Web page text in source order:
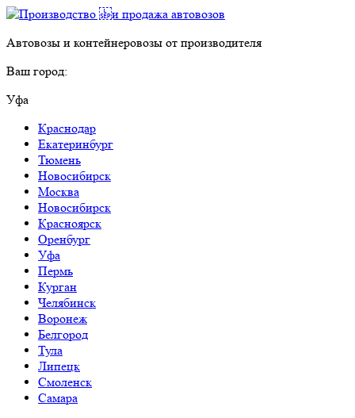
Автовозы и контейнеровозы от производителя
Ваш город:
Уфа
Краснодар
Екатеринбург
Тюмень
Новосибирск
Москва
Новосибирск
Красноярск
Оренбург
Уфа
Пермь
Курган
Челябинск
Воронеж
Белгород
Тула
Липецк
Смоленск
Самара